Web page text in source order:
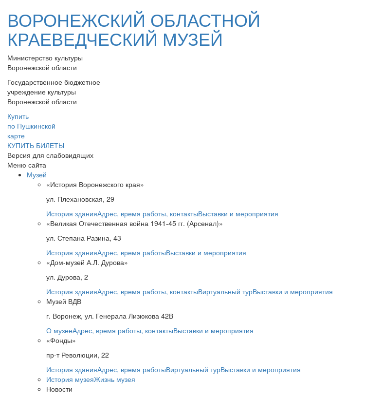
ВОРОНЕЖСКИЙ ОБЛАСТНОЙ
КРАЕВЕДЧЕСКИЙ МУЗЕЙ
Министерство культуры
Воронежской области
Государственное бюджетное
учреждение культуры
Воронежской области
Купить
по Пушкинской
карте
КУПИТЬ БИЛЕТЫ
Версия для слабовидящих
Меню сайта
Музей
«История Воронежского края»
ул. Плехановская, 29
История зданияАдрес, время работы, контактыВыставки и мероприятия
«Великая Отечественная война 1941-45 гг. (Арсенал)»
ул. Степана Разина, 43
История зданияАдрес, время работыВыставки и мероприятия
«Дом-музей А.Л. Дурова»
ул. Дурова, 2
История зданияАдрес, время работы, контактыВиртуальный турВыставки и мероприятия
Музей ВДВ
г. Воронеж, ул. Генерала Лизюкова 42В
О музееАдрес, время работы, контактыВыставки и мероприятия
«Фонды»
пр-т Революции, 22
История зданияАдрес, время работыВиртуальный турВыставки и мероприятия
История музеяЖизнь музея
Новости